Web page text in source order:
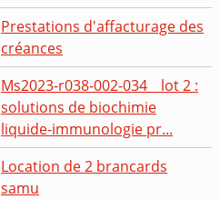
Prestations d'affacturage des
créances
Ms2023-r038-002-034 _ lot 2 :
solutions de biochimie
liquide-immunologie pr...
Location de 2 brancards
samu